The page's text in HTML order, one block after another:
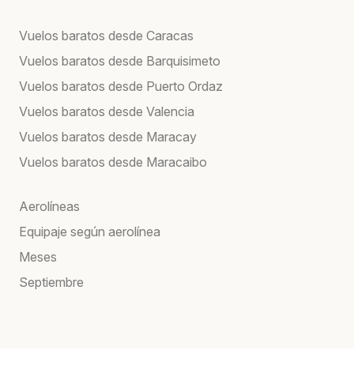
Vuelos baratos desde Caracas
Vuelos baratos desde Barquisimeto
Vuelos baratos desde Puerto Ordaz
Vuelos baratos desde Valencia
Vuelos baratos desde Maracay
Vuelos baratos desde Maracaibo
Aerolíneas
Equipaje según aerolínea
Meses
Septiembre